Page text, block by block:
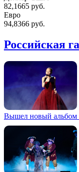
82,1665 руб.
Евро
94,8366 руб.
Российская
Вышел новый альбом